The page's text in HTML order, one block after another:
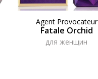
Agent Provocateur
Fatale Orchid
для женщин